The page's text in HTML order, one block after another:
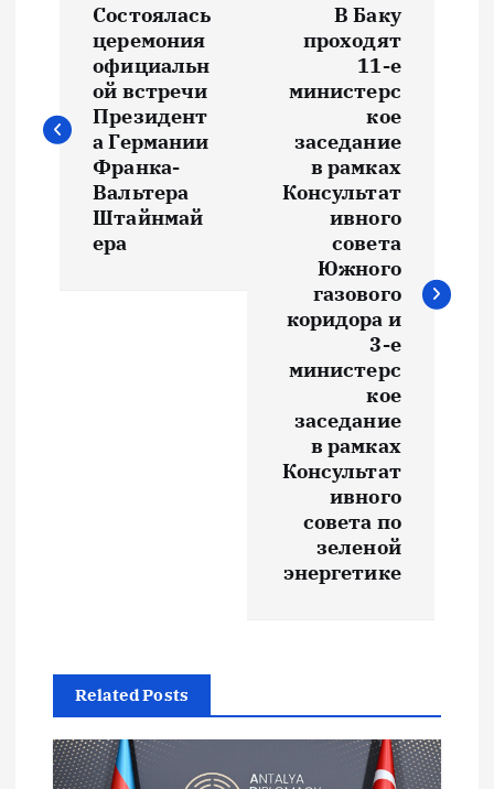
в
и
и
Состоялась
церемония
официальн
ой встречи
Президент
а Германии
Франка-
Вальтера
Штайнмай
ера
В Баку
проходят
11-е
министерс
кое
заседание
в рамках
Консультат
ивного
совета
Южного
газового
коридора и
3-е
министерс
кое
заседание
в рамках
Консультат
ивного
совета по
зеленой
энергетике
Related Posts